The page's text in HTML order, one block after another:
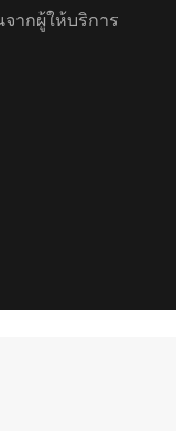
ากผู้ให้บริการ